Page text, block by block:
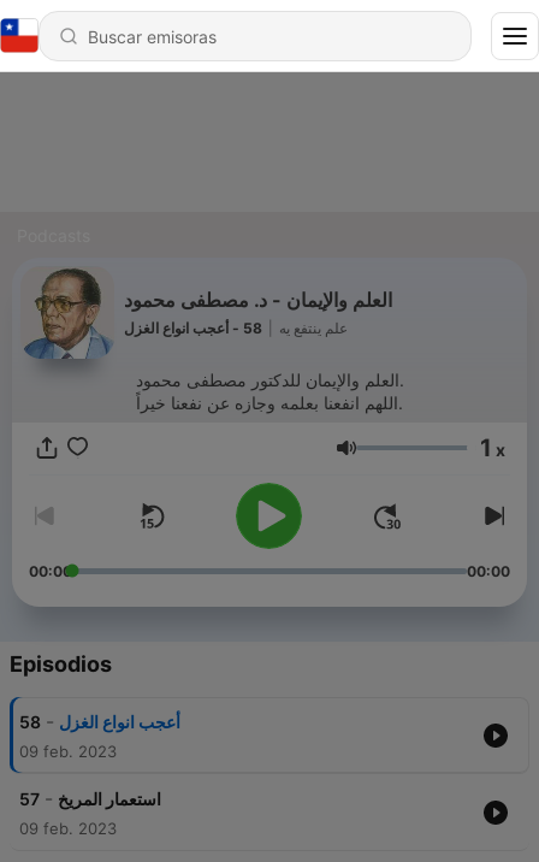
العلم والإيمان - د. مصطفى محمود
علم ينتفع يه 58 - أعجب انواع الغزل
العلم والإيمان للدكتور مصطفى محمود.
اللهم انفعنا بعلمه وجازه عن نفعنا خيراً.
Volumen 1 x
00:00 00:00
Episodios
58 - أعجب انواع الغزل
09 feb. 2023
57 - استعمار المريخ
09 feb. 2023